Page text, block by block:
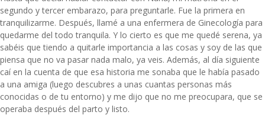
segundo y tercer embarazo, para preguntarle. Fue la primera en
tranquilizarme. Después, llamé a una enfermera de Ginecología para
quedarme del todo tranquila. Y lo cierto es que me quedé serena, ya
sabéis que tiendo a quitarle importancia a las cosas y soy de las que
piensa que no va pasar nada malo, ya veis. Además, al día siguiente
caí en la cuenta de que esa historia me sonaba que le había pasado
a una amiga (luego descubres a unas cuantas personas más
conocidas o de tu entorno) y me dijo que no me preocupara, que se
operaba después del parto y listo.